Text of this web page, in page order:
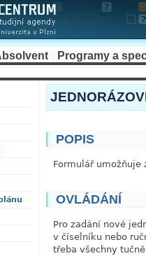
Programy a
POPIS
Formulář umožňuje
OVLÁDÁNÍ
Pro zadání nové
v číselníku nebo
třeba všechny